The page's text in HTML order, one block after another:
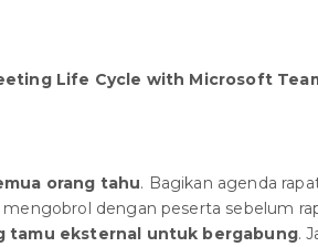
Life Cycle with Microsoft
orang tahu. Bagikan agenda
dengan peserta sebelum
tamu eksternal untuk bergabung.